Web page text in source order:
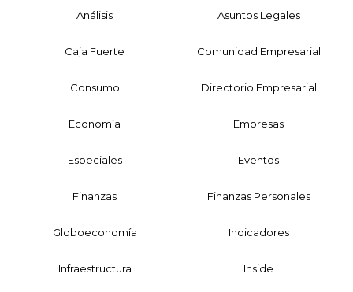
Análisis Asuntos Legales
Caja Fuerte Comunidad Empresarial
Consumo Directorio Empresarial
Economía Empresas
Especiales Eventos
Finanzas Finanzas Personales
Globoeconomía Indicadores
Infraestructura Inside